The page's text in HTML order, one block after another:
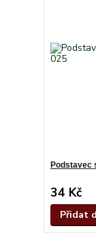
Podstavec
34 Kč
Přidat